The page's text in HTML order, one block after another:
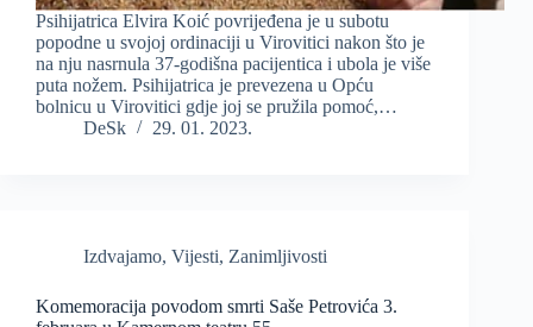
Psihijatrica Elvira Koić povrijeđena je u subotu
popodne u svojoj ordinaciji u Virovitici nakon što je
na nju nasrnula 37-godišna pacijentica i ubola je više
puta nožem. Psihijatrica je prevezena u Opću
bolnicu u Virovitici gdje joj se pružila pomoć,…
DeSk
29. 01. 2023.
Izdvajamo, Vijesti, Zanimljivosti
Komemoracija povodom smrti Saše Petrovića 3.